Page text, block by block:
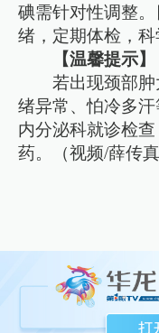
碘需针对性调整
绪，定期体检，科
【温馨提示】
若出现颈部
绪异常、怕冷多
内分泌科就诊检
药。（视频/薛传